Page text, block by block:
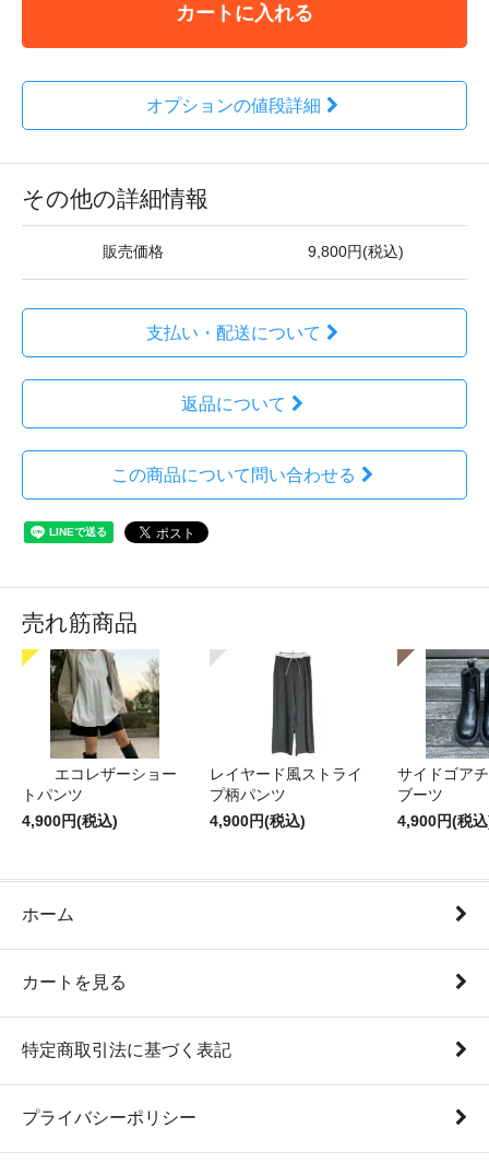
カートに入れる
オプションの値段詳細
その他の詳細情報
販売価格 9,800円(税込)
支払い・配送について
返品について
この商品について問い合わせる
売れ筋商品
エコレザーショー
トパンツ
4,900円(税込)
レイヤード風ストライ
プ柄パンツ
4,900円(税込)
サイドゴア
ブーツ
4,900円(税
ホーム
カートを見る
特定商取引法に基づく表記
プライバシーポリシー